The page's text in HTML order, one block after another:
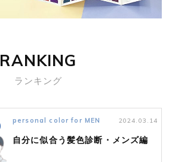
RANKING
ランキング
personal color for MEN 2024.03.14
自分に似合う髪色診断・メンズ編